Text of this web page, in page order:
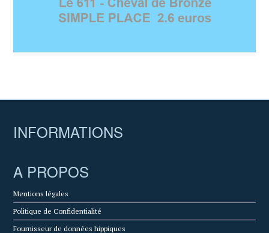
INFORMATIONS
A PROPOS
Mentions légales
Politique de Confidentialité
Fournisseur de données hippiques